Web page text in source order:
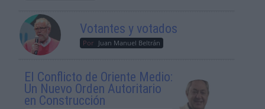
Votantes y votados
Por Juan Manuel Beltrán
El Conflicto de Oriente Medio:
Un Nuevo Orden Autoritario
en Construcción